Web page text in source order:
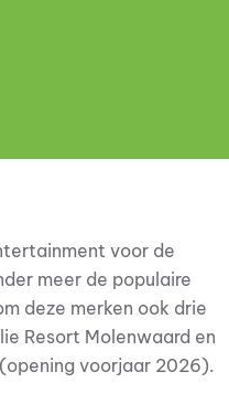
voor de
meer de populaire
deze merken ook drie
Resort Molenwaard en
voorjaar 2026).